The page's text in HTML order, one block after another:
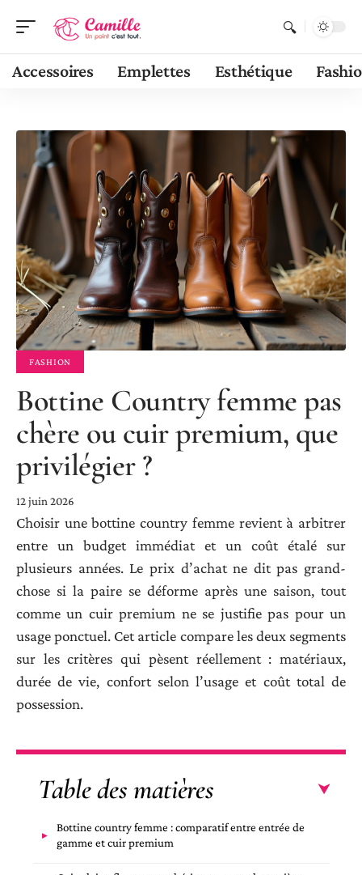
Accessoires Emplettes Esthétique
FASHION
Bottine Country femme pas
chère ou cuir premium, que
privilégier ?
12 juin 2026
Choisir une bottine country femme revient à arbitrer
entre un budget immédiat et un coût étalé sur
plusieurs années. Le prix d’achat ne dit pas grand-
chose si la paire se déforme après une saison, tout
comme un cuir premium ne se justifie pas pour un
usage ponctuel. Cet article compare les deux segments
sur les critères qui pèsent réellement : matériaux,
durée de vie, confort selon l’usage et coût total de
possession.
Table des matières
Bottine country femme : comparatif entre entrée de
gamme et cuir premium